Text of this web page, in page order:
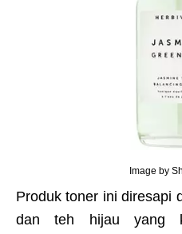
Image by
Produk toner ini diresapi
dan teh hijau yang